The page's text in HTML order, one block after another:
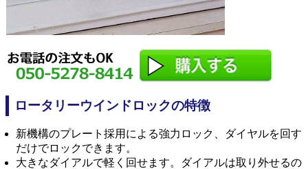
ロータリーウインドロックの特徴
新機構のプレート採用による強力ロック、ダイヤルを回す
だけでロックできます。
大きなダイアルで軽く回せます。ダイアルは取り外せるの